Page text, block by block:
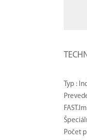
Typ :
Počet